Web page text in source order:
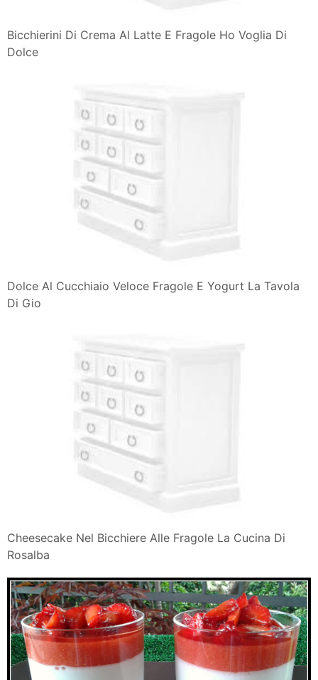
Bicchierini Di Crema Al Latte E Fragole Ho Voglia Di
Dolce
Dolce Al Cucchiaio Veloce Fragole E Yogurt La Tavola
Di Gio
Cheesecake Nel Bicchiere Alle Fragole La Cucina Di
Rosalba